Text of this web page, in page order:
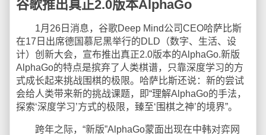
谷歌推出真正2.0版本AlphaGo
1月26日消息，谷歌Deep Mind公司CEO哈萨比斯
在17日出席德国慕尼黑举行的DLD（数字、生活、设
计）创新大会，宣布推出真正2.0版本的AlphaGo.新版
AlphaGo的特点是摈弃了人类棋谱，只靠深度学习的方
式成长起来挑战围棋的极限。哈萨比斯还说：新的尝试
会给人类带来新的挑战课题，即“理解AlphaGo的手法，
探索‘深度学习’方式的极限，臻至‘围棋之神’的境界”。
跨年之际，“新版”AlphaGo蒙面出现在中韩对弈网